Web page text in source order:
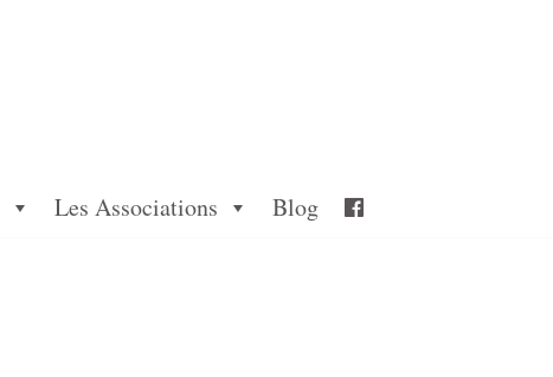
Les Associations Blog